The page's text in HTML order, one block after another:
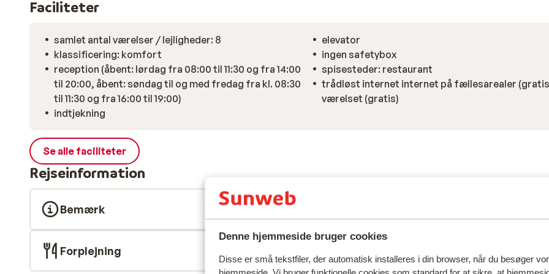
Denne hjemmeside bruger cookies
Disse er små tekstfiler, der automatisk installeres i din browser, når du besøger
Faciliteter
samlet antal værelser / lejligheder: 8
klassificering: komfort
reception (åbent: lørdag fra 08:00 til 11:30 og fra 14:00
til 20:00, åbent: søndag til og med fredag fra kl. 08:30
til 11:30 og fra 16:00 til 19:00)
indtjekning
elevator
ingen safetybox
spisesteder: restaurant
trådløst internet internet på fællesarealer
værelset (gratis)
Se alle faciliteter
Rejseinformation
Bemærk
Forplejning